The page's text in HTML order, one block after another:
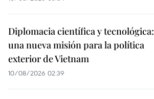
Diplomacia científica y tecnológica:
una nueva misión para la política
exterior de Vietnam
10/08/2026 02:39